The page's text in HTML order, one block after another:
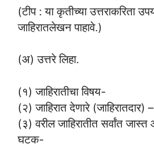
(टीप : या कृतीच्या उत्तराकरिता
जाहिरातलेखन पाहावे.)
(अ) उत्तरे लिहा.
(१) जाहिरातीचा विषय-
(२) जाहिरात देणारे (जाहिरातदार) –
(३) वरील जाहिरातीत सर्वांत
घटक-